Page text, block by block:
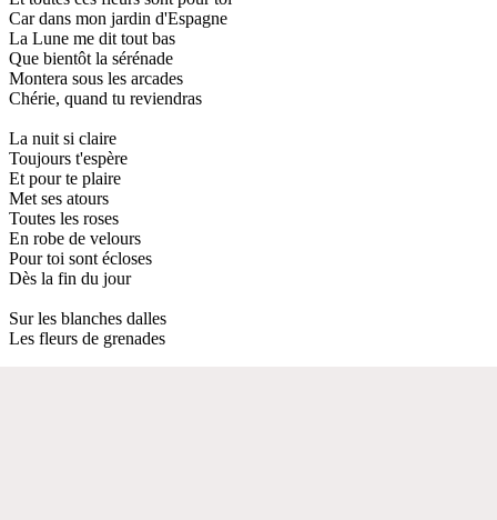
Car dans mon jardin d'Espagne
La Lune me dit tout bas
Que bientôt la sérénade
Montera sous les arcades
Chérie, quand tu reviendras
La nuit si claire
Toujours t'espère
Et pour te plaire
Met ses atours
Toutes les roses
En robe de velours
Pour toi sont écloses
Dès la fin du jour
Sur les blanches dalles
Les fleurs de grenades